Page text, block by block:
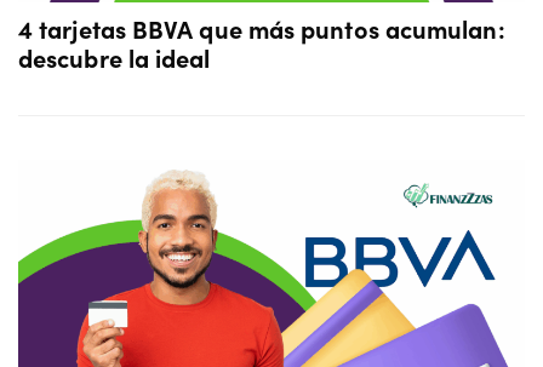
4 tarjetas BBVA que más puntos acumulan:
descubre la ideal